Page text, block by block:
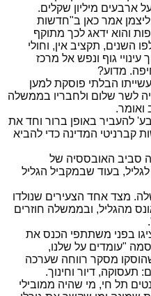
ארבעים מיליון שקלים.
אמר כאן ב"חדשות
והוא ידאג לכך מתוקף
השנים, תקציב אין, וחולי
גוף ונפש אל מרכז
מדוע?
הבלתי פוסקת למען
לשר שלום ולחבריו בממשלה
להעביר באופן ברור וחד את
קברניטי המדינה כדי להביא
סביב האובססיה של
בעוד שבמקביל הגליל
מצד אחד הצעירים שנולדו
מהגליל, ובממשלה חוזרים
בפני משתתפי הכנס את
"עומדים על שלנו,
מסקר רווחה שערכה
תעסוקה, דיור וחינוך.
תל חי, מי שהיה ממובילי